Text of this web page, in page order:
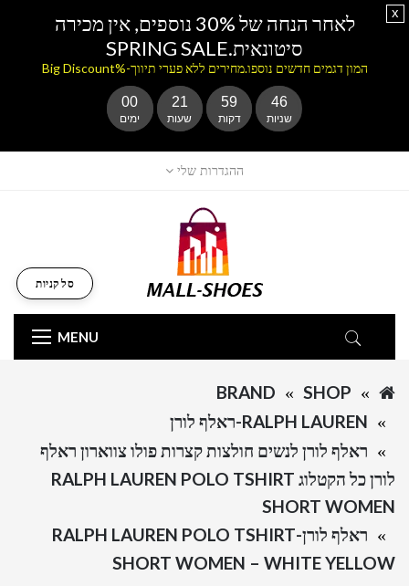
ההגדרות שלי
MENU
סל קניות
SHOP
BRAND
RALPH LAUREN-ראלף לורן
ראלף לורן לנשים חולצות קצרות פולו צווארון ראלף
לורן כל הקטלוג RALPH LAUREN POLO TSHIRT
SHORT WOMEN
ראלף לורן-RALPH LAUREN POLO TSHIRT
SHORT WOMEN – WHITE YELLOW
לאחר הנחה של 30% נוספים, אין מכירה
סיטונאית.SPRING SALE
המון דגמים חדשים נוספו.מחירים ללא פערי תיווך-%Big Discount
00
ימים
21
שעות
59
דקות
46
שניות
x